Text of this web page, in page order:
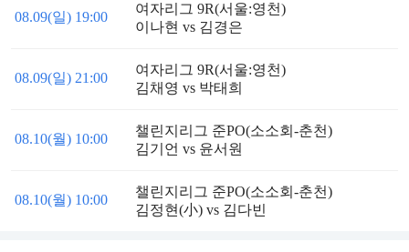
08.09(일) 19:00
여자리그 9R(서울:영천)
이나현 vs 김경은
08.09(일) 21:00
여자리그 9R(서울:영천)
김채영 vs 박태희
08.10(월) 10:00
챌린지리그 준PO(소소회-춘천)
김기언 vs 윤서원
08.10(월) 10:00
챌린지리그 준PO(소소회-춘천)
김정현(小) vs 김다빈